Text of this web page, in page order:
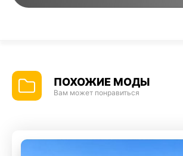
ПОХОЖИЕ МОДЫ
Вам может понравиться